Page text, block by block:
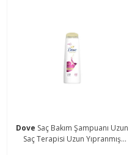
Dove Saç Bakım Şampuanı Uzun
Saç Terapisi Uzun Yıpranmış